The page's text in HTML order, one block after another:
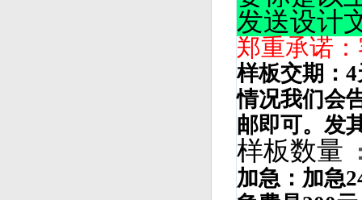
发送设计
郑重承诺
样板交期：
情况我们会
邮即可。发
样板数量
加急： 加急